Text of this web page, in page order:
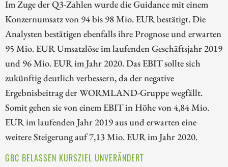
Im Zuge der Q3-Zahlen wurde die Guidance mit einem
Konzernumsatz von 94 bis 98 Mio. EUR bestätigt. Die
Analysten bestätigen ebenfalls ihre Prognose und erwarten
95 Mio. EUR Umsatzlöse im laufenden Geschäftsjahr 2019
und 96 Mio. EUR im Jahr 2020. Das EBIT sollte sich
zukünftig deutlich verbessern, da der negative
Ergebnisbeitrag der WORMLAND-Gruppe wegfällt.
Somit gehen sie von einem EBIT in Höhe von 4,84 Mio.
EUR im laufenden Jahr 2019 aus und erwarten eine
weitere Steigerung auf 7,13 Mio. EUR im Jahr 2020.
GBC BELASSEN KURSZIEL UNVERÄNDERT